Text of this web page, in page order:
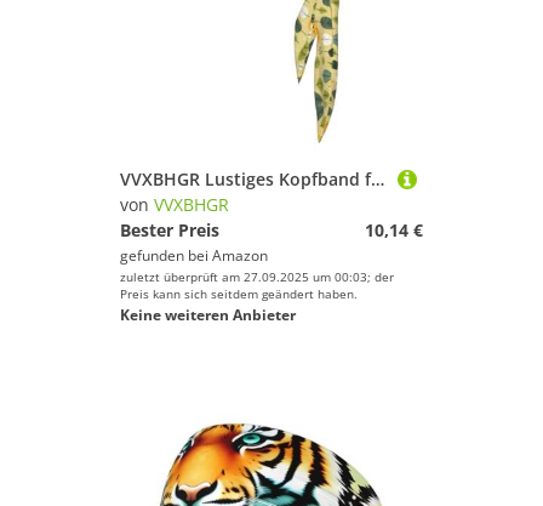
VVXBHGR Lustiges Kopfband für Damen und Herren, weich und atmungsaktiv, feuchtigkeitsableitend, sportlich
von VVXBHGR
Bester Preis
10,14 €
gefunden bei Amazon
zuletzt überprüft am 27.09.2025 um 00:03; der
Preis kann sich seitdem geändert haben.
Keine weiteren Anbieter